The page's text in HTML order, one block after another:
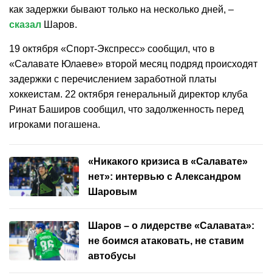
как задержки бывают только на несколько дней, –
сказал Шаров.
19 октября «Спорт-Экспресс» сообщил, что в
«Салавате Юлаеве» второй месяц подряд происходят
задержки с перечислением заработной платы
хоккеистам. 22 октября генеральный директор клуба
Ринат Баширов сообщил, что задолженность перед
игроками погашена.
«Никакого кризиса в «Салавате»
нет»: интервью с Александром
Шаровым
Шаров – о лидерстве «Салавата»:
не боимся атаковать, не ставим
автобусы